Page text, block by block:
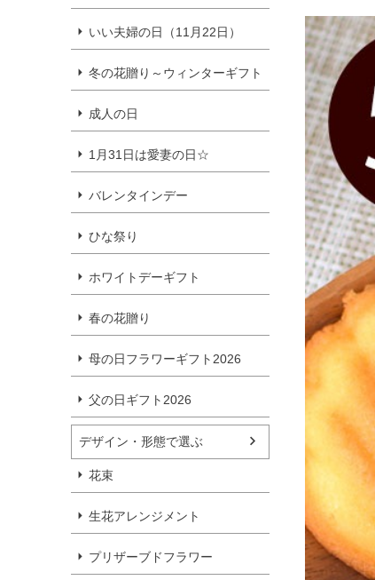
いい夫婦の日（11月22日）
冬の花贈り～ウィンターギフト
成人の日
1月31日は愛妻の日☆
バレンタインデー
ひな祭り
ホワイトデーギフト
春の花贈り
母の日フラワーギフト2026
父の日ギフト2026
デザイン・形態で選ぶ
花束
生花アレンジメント
プリザーブドフラワー